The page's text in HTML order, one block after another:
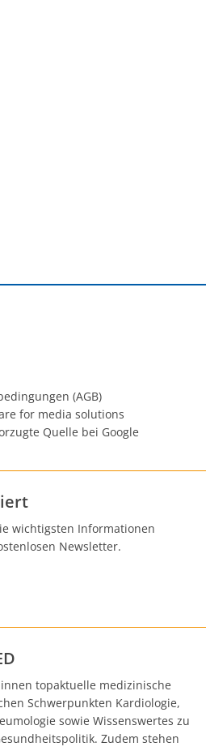
(AGB)
for media solutions
Quelle bei Google
wichtigsten Informationen
Newsletter.
topaktuelle medizinische
Schwerpunkten Kardiologie,
sowie Wissenswertes zu
Zudem stehen